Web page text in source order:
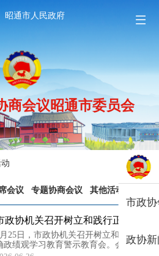
昭通市人民政府
商会议昭通市委员会
市政
政协新
会议 专题协商会议 其他活动
政协机关召开树立和践行正确政
观学习教育警示教育会
25日，市政协机关召开树立和践行正
政绩观学习教育警示教育会。会议由市
协副秘书长、办公室主任、机关党组副